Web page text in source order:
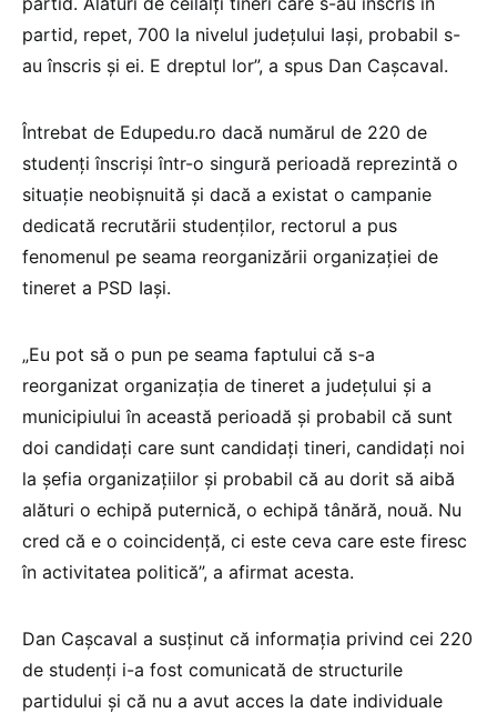
partid, repet, 700 la nivelul județului Iași, probabil s-
au înscris și ei. E dreptul lor”, a spus Dan Cașcaval.
Întrebat de Edupedu.ro dacă numărul de 220 de
studenți înscriși într-o singură perioadă reprezintă o
situație neobișnuită și dacă a existat o campanie
dedicată recrutării studenților, rectorul a pus
fenomenul pe seama reorganizării organizației de
tineret a PSD Iași.
„Eu pot să o pun pe seama faptului că s-a
reorganizat organizația de tineret a județului și a
municipiului în această perioadă și probabil că sunt
doi candidați care sunt candidați tineri, candidați noi
la șefia organizațiilor și probabil că au dorit să aibă
alături o echipă puternică, o echipă tânără, nouă. Nu
cred că e o coincidență, ci este ceva care este firesc
în activitatea politică”, a afirmat acesta.
Dan Cașcaval a susținut că informația privind cei 220
de studenți i-a fost comunicată de structurile
partidului și că nu a avut acces la date individuale